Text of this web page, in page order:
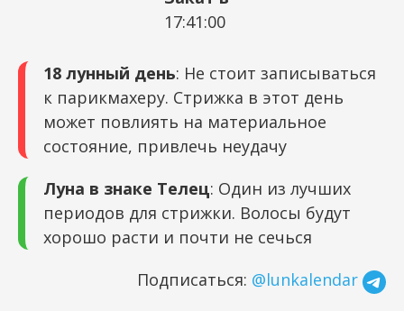
17:41:00
18 лунный день: Не стоит записываться
к парикмахеру. Стрижка в этот день
может повлиять на материальное
состояние, привлечь неудачу
Луна в знаке Телец: Один из лучших
периодов для стрижки. Волосы будут
хорошо расти и почти не сечься
Подписаться: @lunkalendar